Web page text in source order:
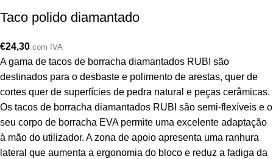
Taco polido diamantado
€24,30 com IVA
A gama de tacos de borracha diamantados RUBI são
destinados para o desbaste e polimento de arestas, quer de
cortes quer de superfícies de pedra natural e peças cerâmicas.
Os tacos de borracha diamantados RUBI são semi-flexíveis e o
seu corpo de borracha EVA permite uma excelente adaptação
à mão do utilizador. A zona de apoio apresenta uma ranhura
lateral que aumenta a ergonomia do bloco e reduz a fadiga da